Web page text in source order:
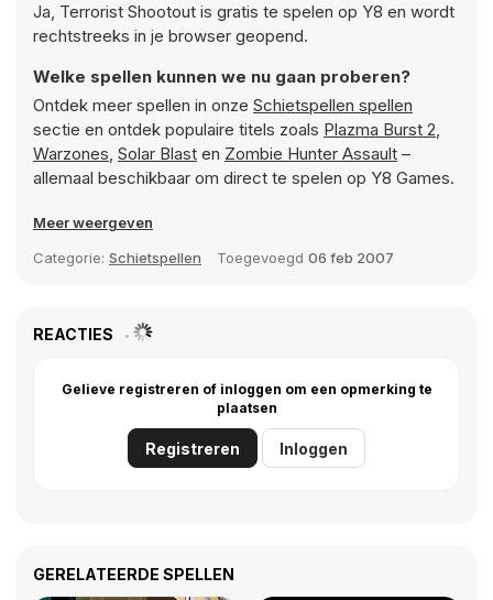
Ja, Terrorist Shootout is gratis te spelen op Y8 en wordt
rechtstreeks in je browser geopend.
Welke spellen kunnen we nu gaan proberen?
Ontdek meer spellen in onze Schietspellen spellen
sectie en ontdek populaire titels zoals Plazma Burst 2,
Warzones, Solar Blast en Zombie Hunter Assault –
allemaal beschikbaar om direct te spelen op Y8 Games.
Meer weergeven
Categorie: Schietspellen Toegevoegd 06 feb 2007
REACTIES
Gelieve registreren of inloggen om een opmerking te
plaatsen
Registreren Inloggen
GERELATEERDE SPELLEN